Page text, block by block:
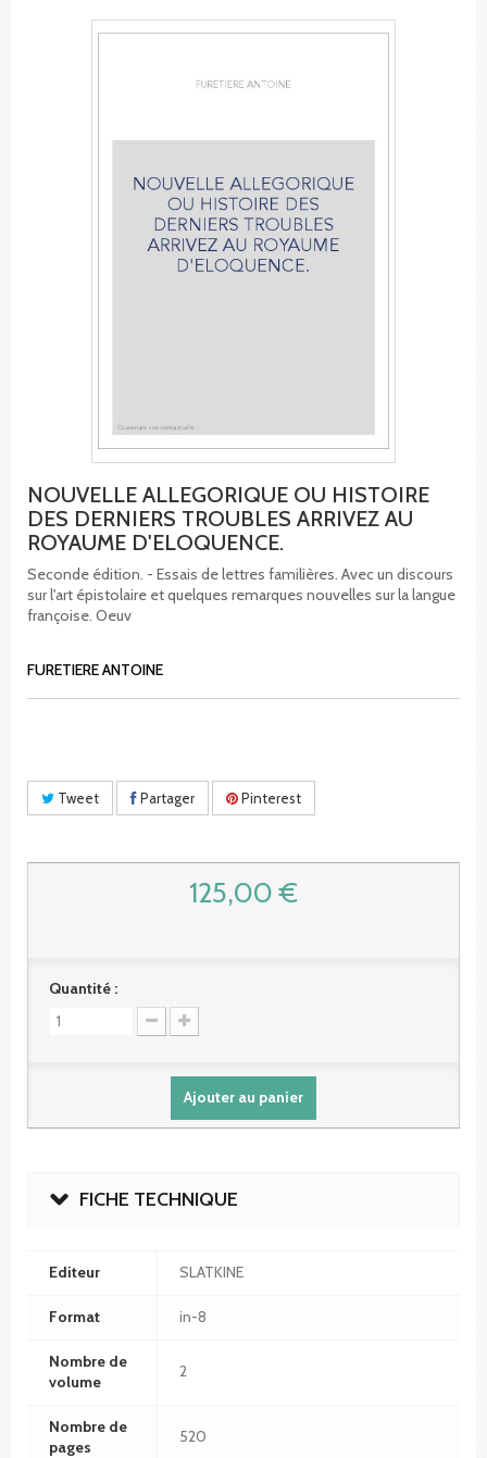
NOUVELLE ALLEGORIQUE OU HISTOIRE
DES DERNIERS TROUBLES ARRIVEZ AU
ROYAUME D'ELOQUENCE.
Seconde édition. - Essais de lettres familières. Avec un discours
sur l'art épistolaire et quelques remarques nouvelles sur la langue
françoise. Oeuv
FURETIERE ANTOINE
Tweet Partager Pinterest
125,00 €
Quantité :
Ajouter au panier
FICHE TECHNIQUE
Editeur SLATKINE
Format in-8
Nombre de
volume
2
Nombre de
pages
520